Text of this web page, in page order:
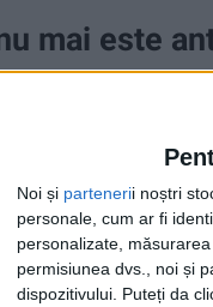
Noi și partenerii noștri
personale, cum ar fi
personalizate,
permisiunea dvs., noi și
dispozitivului. Puteți da
mai este
Bărboianu
de comun acord,
banca formației CSM